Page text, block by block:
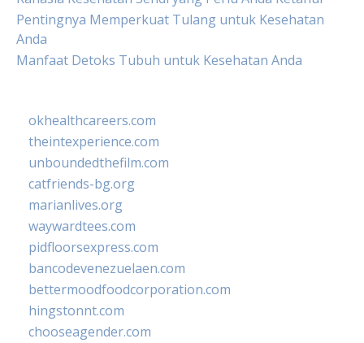
Pentingnya Memperkuat Tulang untuk Kesehatan
Anda
Manfaat Detoks Tubuh untuk Kesehatan Anda
okhealthcareers.com
theintexperience.com
unboundedthefilm.com
catfriends-bg.org
marianlives.org
waywardtees.com
pidfloorsexpress.com
bancodevenezuelaen.com
bettermoodfoodcorporation.com
hingstonnt.com
chooseagender.com